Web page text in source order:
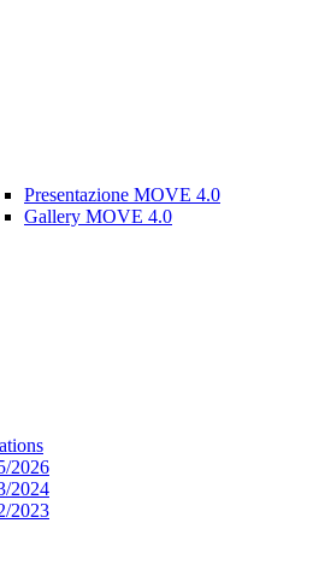
Presentazione MOVE 4.0
Gallery MOVE 4.0
2026
2024
2023